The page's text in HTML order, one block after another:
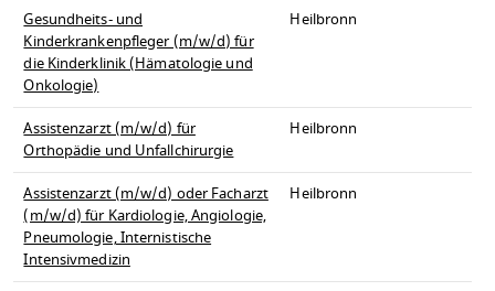
Gesundheits- und
Kinderkrankenpfleger (m/w/d) für
die Kinderklinik (Hämatologie und
Onkologie)
Heilbronn
Assistenzarzt (m/w/d) für
Orthopädie und Unfallchirurgie
Heilbronn
Assistenzarzt (m/w/d) oder Facharzt
(m/w/d) für Kardiologie, Angiologie,
Pneumologie, Internistische
Intensivmedizin
Heilbronn